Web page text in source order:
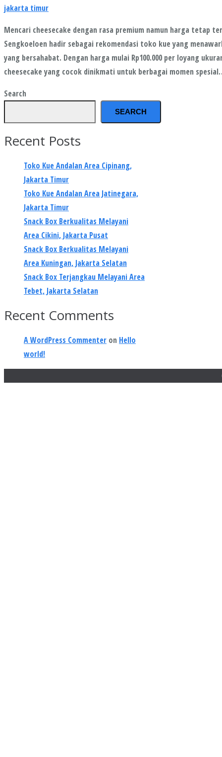
jakarta timur
Mencari cheesecake dengan rasa premium namun harga tetap
Sengkoeloen hadir sebagai rekomendasi toko kue yang
yang bersahabat. Dengan harga mulai Rp100.000 per loyang
cheesecake yang cocok dinikmati untuk berbagai momen
Search
SEARCH
Recent Posts
Toko Kue Andalan Area Cipinang,
Jakarta Timur
Toko Kue Andalan Area Jatinegara,
Jakarta Timur
Snack Box Berkualitas Melayani
Area Cikini, Jakarta Pusat
Snack Box Berkualitas Melayani
Area Kuningan, Jakarta Selatan
Snack Box Terjangkau Melayani Area
Tebet, Jakarta Selatan
Recent Comments
A WordPress Commenter on Hello
world!